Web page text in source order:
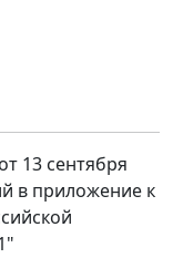
13 сентября
в приложение к